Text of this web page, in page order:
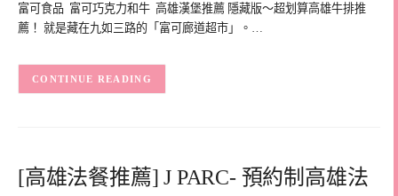
富可食品 富可巧克力和牛 高雄漢堡推薦 隱藏版～超划算高雄牛排推
薦！ 就是藏在九如三路的「富可廊道超市」。…
CONTINUE READING
[高雄法餐推薦] J PARC- 預約制高雄法